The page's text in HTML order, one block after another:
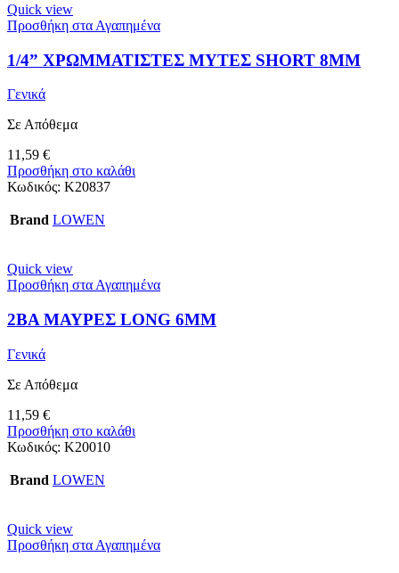
Quick view
Προσθήκη στα Αγαπημένα
1/4” ΧΡΩΜΜΑΤΙΣΤΕΣ ΜΥΤΕΣ SHORT 8MM
Γενικά
Σε Απόθεμα
11,59 €
Προσθήκη στο καλάθι
Κωδικός: K20837
Brand LOWEN
Quick view
Προσθήκη στα Αγαπημένα
2BA ΜΑΥΡΕΣ LONG 6MM
Γενικά
Σε Απόθεμα
11,59 €
Προσθήκη στο καλάθι
Κωδικός: K20010
Brand LOWEN
Quick view
Προσθήκη στα Αγαπημένα